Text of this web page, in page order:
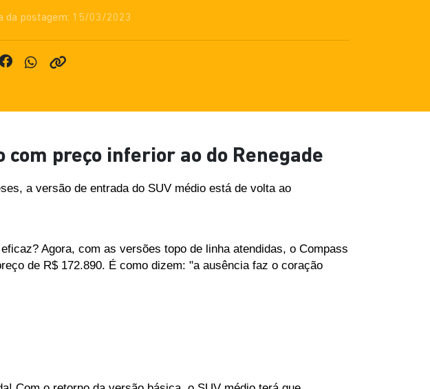
da postagem: 15/03/2023
preço inferior ao do Renegade
a versão de entrada do SUV médio está de volta ao
Agora, com as versões topo de linha atendidas, o Compass
de R$ 172.890. É como dizem: "a ausência faz o coração